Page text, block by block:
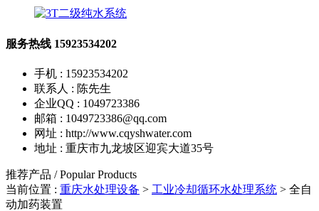
服务热线 15923534202
手机 : 15923534202
联系人 : 陈先生
企业QQ : 1049723386
邮箱 : 1049723386@qq.com
网址 : http://www.cqyshwater.com
地址 : 重庆市九龙坡区迎宾大道35号
推荐产品 / Popular Products
当前位置 : 重庆水处理设备 > 工业冷却循环水处理系统 > 全自
动加药装置